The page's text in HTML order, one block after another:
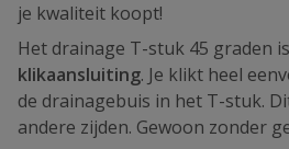
je kwaliteit koopt!
Het drainage T-stuk 45 graden
klikaansluiting. Je klikt heel
de drainagebuis in het T-stuk.
andere zijden. Gewoon zonder